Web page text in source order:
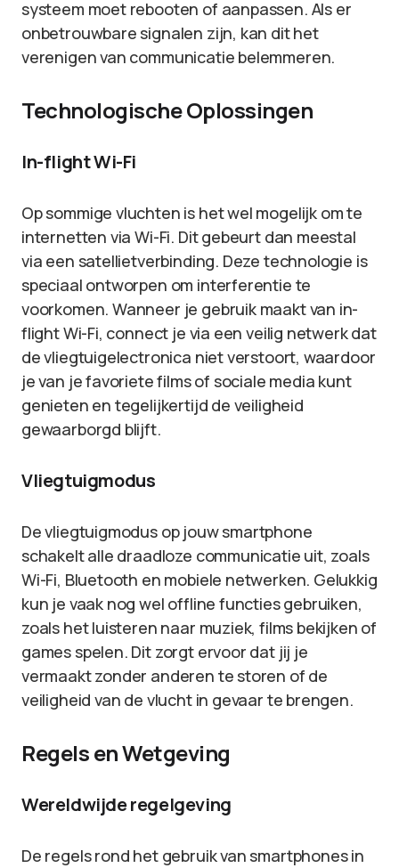
systeem moet rebooten of aanpassen. Als er
onbetrouwbare signalen zijn, kan dit het
verenigen van communicatie belemmeren.
Technologische Oplossingen
In-flight Wi-Fi
Op sommige vluchten is het wel mogelijk om te
internetten via Wi-Fi. Dit gebeurt dan meestal
via een satellietverbinding. Deze technologie is
speciaal ontworpen om interferentie te
voorkomen. Wanneer je gebruik maakt van in-
flight Wi-Fi, connect je via een veilig netwerk dat
de vliegtuigelectronica niet verstoort, waardoor
je van je favoriete films of sociale media kunt
genieten en tegelijkertijd de veiligheid
gewaarborgd blijft.
Vliegtuigmodus
De vliegtuigmodus op jouw smartphone
schakelt alle draadloze communicatie uit, zoals
Wi-Fi, Bluetooth en mobiele netwerken. Gelukkig
kun je vaak nog wel offline functies gebruiken,
zoals het luisteren naar muziek, films bekijken of
games spelen. Dit zorgt ervoor dat jij je
vermaakt zonder anderen te storen of de
veiligheid van de vlucht in gevaar te brengen.
Regels en Wetgeving
Wereldwijde regelgeving
De regels rond het gebruik van smartphones in